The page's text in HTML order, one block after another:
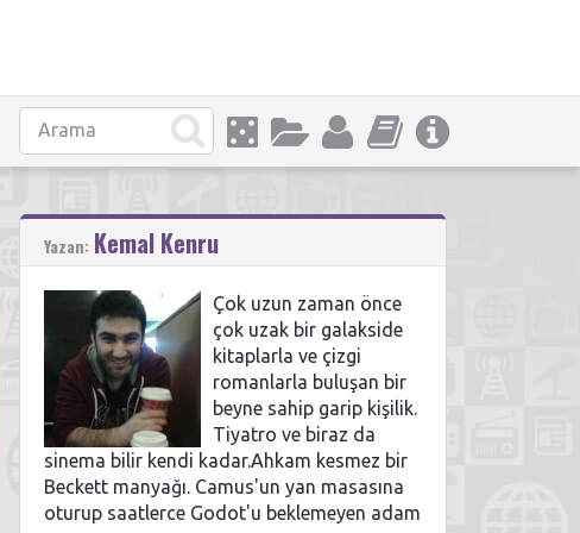
Yazan: Kemal Kenru
Çok uzun zaman önce
çok uzak bir galakside
kitaplarla ve çizgi
romanlarla buluşan bir
beyne sahip garip kişilik.
Tiyatro ve biraz da
sinema bilir kendi kadar.Ahkam kesmez bir
Beckett manyağı. Camus'un yan masasına
oturup saatlerce Godot'u beklemeyen adam